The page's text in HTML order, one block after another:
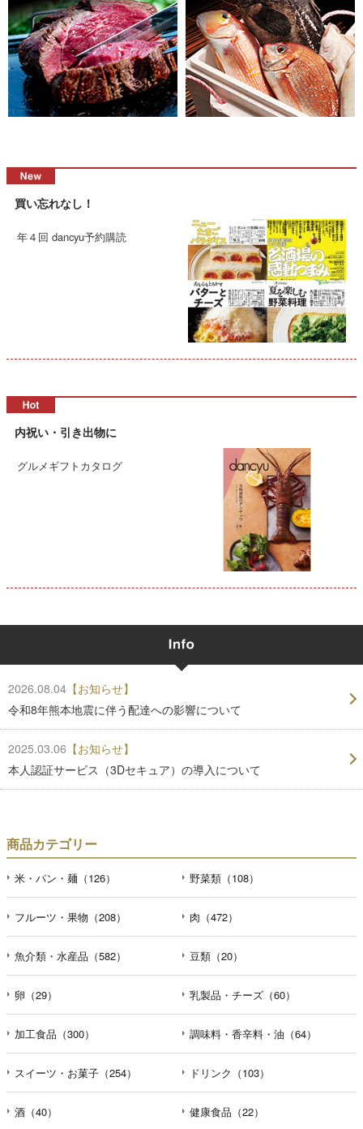
買い忘れなし！
年４回 dancyu予約購読
内祝い・引き出物に
グルメギフトカタログ
2026.08.04 【お知らせ】
令和8年熊本地震に伴う配達への影響について
2025.03.06 【お知らせ】
本人認証サービス（3Dセキュア）の導入について
商品カテゴリー
米・パン・麺（126） 野菜類（108）
フルーツ・果物（208） 肉（472）
魚介類・水産品（582） 豆類（20）
卵（29） 乳製品・チーズ（60）
加工食品（300） 調味料・香辛料・油（64）
スイーツ・お菓子（254） ドリンク（103）
酒（40） 健康食品（22）